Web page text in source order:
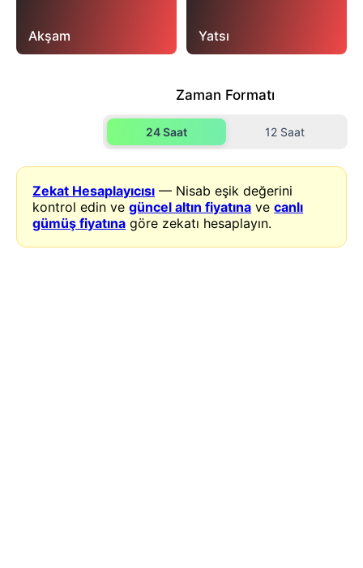
Akşam Yatsı
Zaman Formatı
24 Saat 12 Saat
Zekat Hesaplayıcısı — Nisab eşik değerini
kontrol edin vegüncel altın fiyatına vecanlı
gümüş fiyatına göre zekatı hesaplayın.